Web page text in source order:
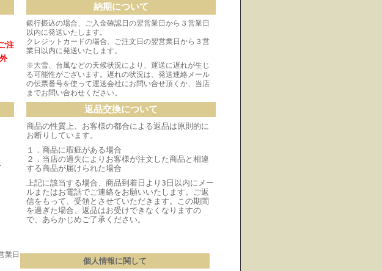
注
納期について
銀行振込の場合、ご入金確認日の翌営業日から３営業日
以内に発送いたします。
クレジットカードの場合、ご注文日の翌営業日から３営
業日以内に発送いたします。
※大雪、台風などの天候状況により、運送に遅れが生じ
る可能性がございます。遅れの状況は、発送連絡メール
の伝票番号を使って運送会社にお問い合せ頂くか、当店
までお問い合わせください。
業日
返品交換について
商品の性質上、お客様の都合による返品は原則的に
お断りしています。
１．商品に瑕疵がある場合
２．当店の過失によりお客様が注文した商品と相違
する商品が届けられた場合
上記に該当する場合、商品到着日より3日以内にメー
ルまたはお電話でご連絡をお願いいたします。ご返
信をもって、受領とさせていただきます。この期間
を過ぎた場合、返品はお受けできなくなりますの
で、あらかじめご了承ください。
個人情報に関して